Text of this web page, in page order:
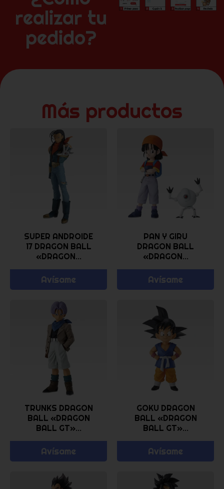
realizar tu
pedido?
Más productos
SUPER ANDROIDE
17 DRAGON BALL
«DRAGON...
Avísame
PAN Y GIRU
DRAGON BALL
«DRAGON...
Avísame
TRUNKS DRAGON
BALL «DRAGON
BALL GT»...
Avísame
GOKU DRAGON
BALL «DRAGON
BALL GT»...
Avísame